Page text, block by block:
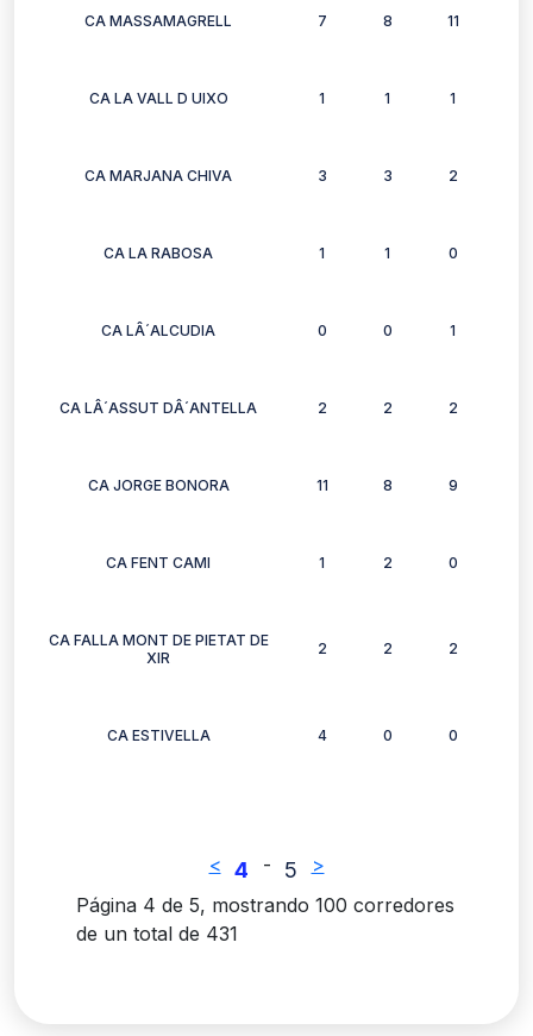
CA MASSAMAGRELL 7 8 11
CA LA VALL D UIXO 1 1 1
CA MARJANA CHIVA 3 3 2
CA LA RABOSA 1 1 0
CA LÂ´ALCUDIA 0 0 1
CA LÂ´ASSUT DÂ´ANTELLA 2 2 2
CA JORGE BONORA 11 8 9
CA FENT CAMI 1 2 0
CA FALLA MONT DE PIETAT DE
XIR
2 2 2
CA ESTIVELLA 4 0 0
< 4 - 5
>
Página 4 de 5, mostrando 100 corredores
de un total de 431